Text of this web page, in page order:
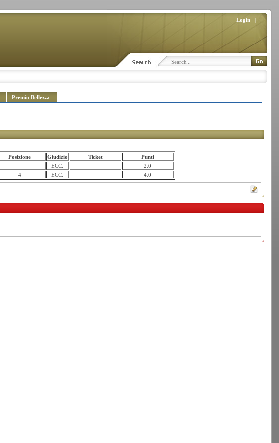
Login |
Premio Bellezza
Posizione Giudizio Ticket
Punti
ECC.
2.0
4 ECC. 4.0